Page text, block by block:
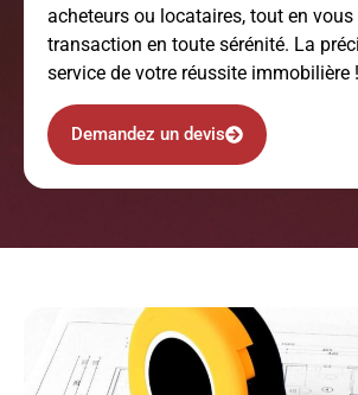
acheteurs ou locataires, tout en
transaction en toute sérénité. La
service de votre réussite immobilière !
Demandez un devis